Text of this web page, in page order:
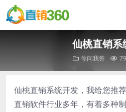
仙桃直销系
你问我答
仙桃直销系统开发，我给您推
直销软件行业多年，有着多种